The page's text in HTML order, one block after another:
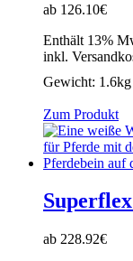
ab 126.10€
Enthält 13%
inkl.
Gewicht: 1.6kg
Zum Produkt
ab 228.92€